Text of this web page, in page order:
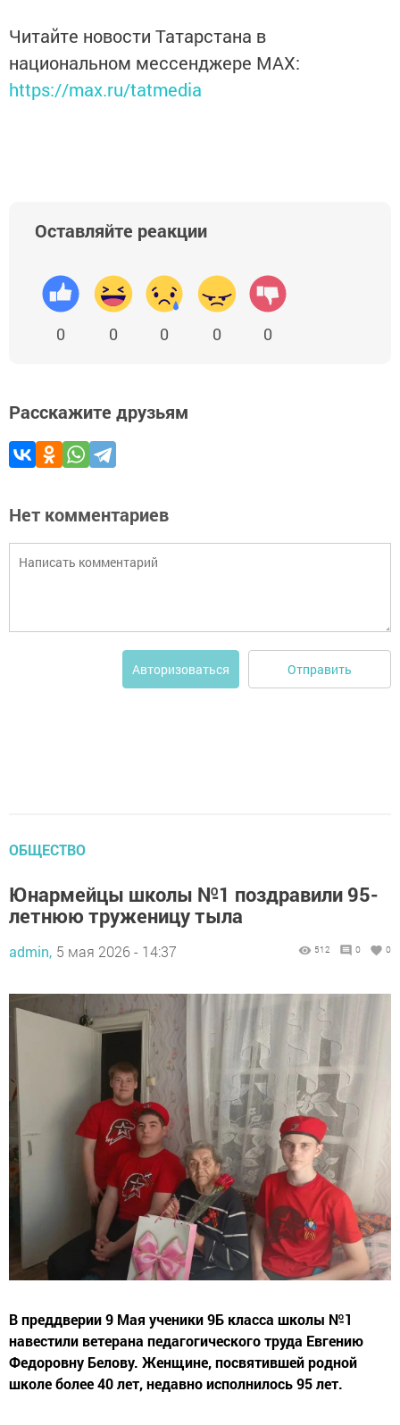
Читайте новости Татарстана в
национальном мессенджере MАХ:
https://max.ru/tatmedia
Оставляйте реакции
0 0 0 0 0
Расскажите друзьям
Нет комментариев
Авторизоваться Отправить
ОБЩЕСТВО
Юнармейцы школы №1 поздравили 95-
летнюю труженицу тыла
admin, 5 мая 2026 - 14:37 512 0 0
В преддверии 9 Мая ученики 9Б класса школы №1
навестили ветерана педагогического труда Евгению
Федоровну Белову. Женщине, посвятившей родной
школе более 40 лет, недавно исполнилось 95 лет.